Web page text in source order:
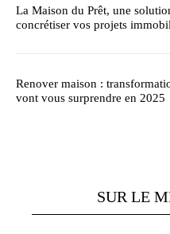
La Maison du Prêt, une
concrétiser vos projets
Renover maison :
vont vous surprendre en 2025
SUR LE